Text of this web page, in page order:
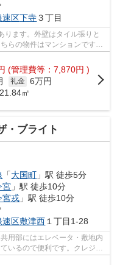
速区下寺３丁目
ります。外壁はタイル張りと
らの物件はマンションです。
(管理費等：7,870円 )
礼金 6万円
㎡
・ブライト
「大国町 」駅 徒歩5分
宮 」駅 徒歩10分
宮戎 」駅 徒歩10分
速区敷津西１丁目1-28
用部にはエレベータ・敷地内
いるので便利です。クレジッ